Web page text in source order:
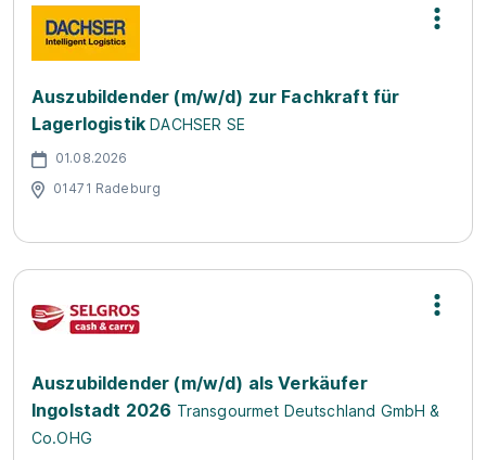
Auszubildender (m/w/d) zur Fachkraft für
Lagerlogistik DACHSER SE
01.08.2026
01471 Radeburg
Auszubildender (m/w/d) als Verkäufer
Ingolstadt 2026 Transgourmet Deutschland GmbH &
Co.OHG